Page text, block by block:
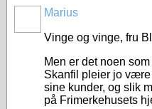
Marius
Vinge og vinge, fru
Men er det noen
Skanfil pleier jo være
sine kunder, og slik
på Frimerkehusets